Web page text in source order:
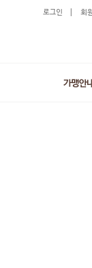
로그인 회
가맹안